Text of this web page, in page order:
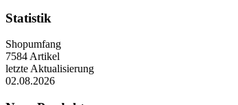
Statistik
Shopumfang
7584 Artikel
letzte Aktualisierung
02.08.2026